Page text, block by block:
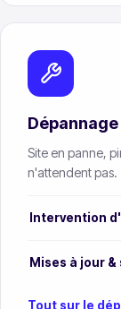
Site en panne,
n'attendent pas.
Intervention
Mises à jour
Tout sur le